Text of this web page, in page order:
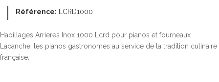
Référence: LCRD1000
Habillages Arrieres Inox 1000 Lcrd pour pianos et fourneaux
Lacanche, les pianos gastronomes au service de la tradition culinaire
française.